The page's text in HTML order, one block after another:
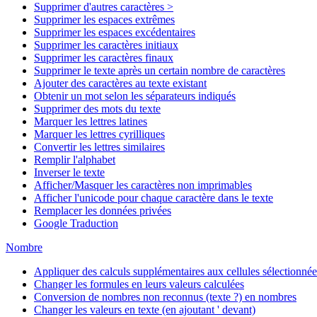
Supprimer d'autres caractères >
Supprimer les espaces extrêmes
Supprimer les espaces excédentaires
Supprimer les caractères initiaux
Supprimer les caractères finaux
Supprimer le texte après un certain nombre de caractères
Ajouter des caractères au texte existant
Obtenir un mot selon les séparateurs indiqués
Supprimer des mots du texte
Marquer les lettres latines
Marquer les lettres cyrilliques
Convertir les lettres similaires
Remplir l'alphabet
Inverser le texte
Afficher/Masquer les caractères non imprimables
Afficher l'unicode pour chaque caractère dans le texte
Remplacer les données privées
Google Traduction
Nombre
Appliquer des calculs supplémentaires aux cellules
Changer les formules en leurs valeurs calculées
Conversion de nombres non reconnus (texte ?) en nombres
Changer les valeurs en texte (en ajoutant ' devant)